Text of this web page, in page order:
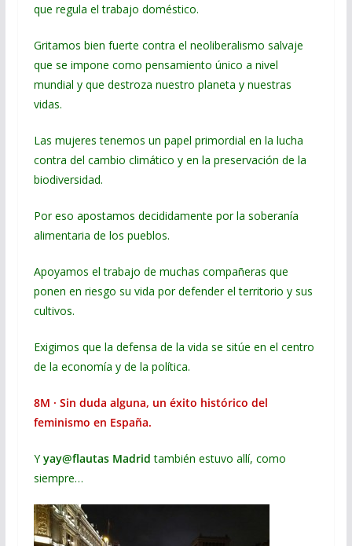
que regula el trabajo doméstico.
Gritamos bien fuerte contra el neoliberalismo salvaje
que se impone como pensamiento único a nivel
mundial y que destroza nuestro planeta y nuestras
vidas.
Las mujeres tenemos un papel primordial en la lucha
contra del cambio climático y en la preservación de la
biodiversidad.
Por eso apostamos decididamente por la soberanía
alimentaria de los pueblos.
Apoyamos el trabajo de muchas compañeras que
ponen en riesgo su vida por defender el territorio y sus
cultivos.
Exigimos que la defensa de la vida se sitúe en el centro
de la economía y de la política.
8M · Sin duda alguna, un éxito histórico del
feminismo en España.
Yyay@flautasMadrid también estuvo allí, como
siempre…